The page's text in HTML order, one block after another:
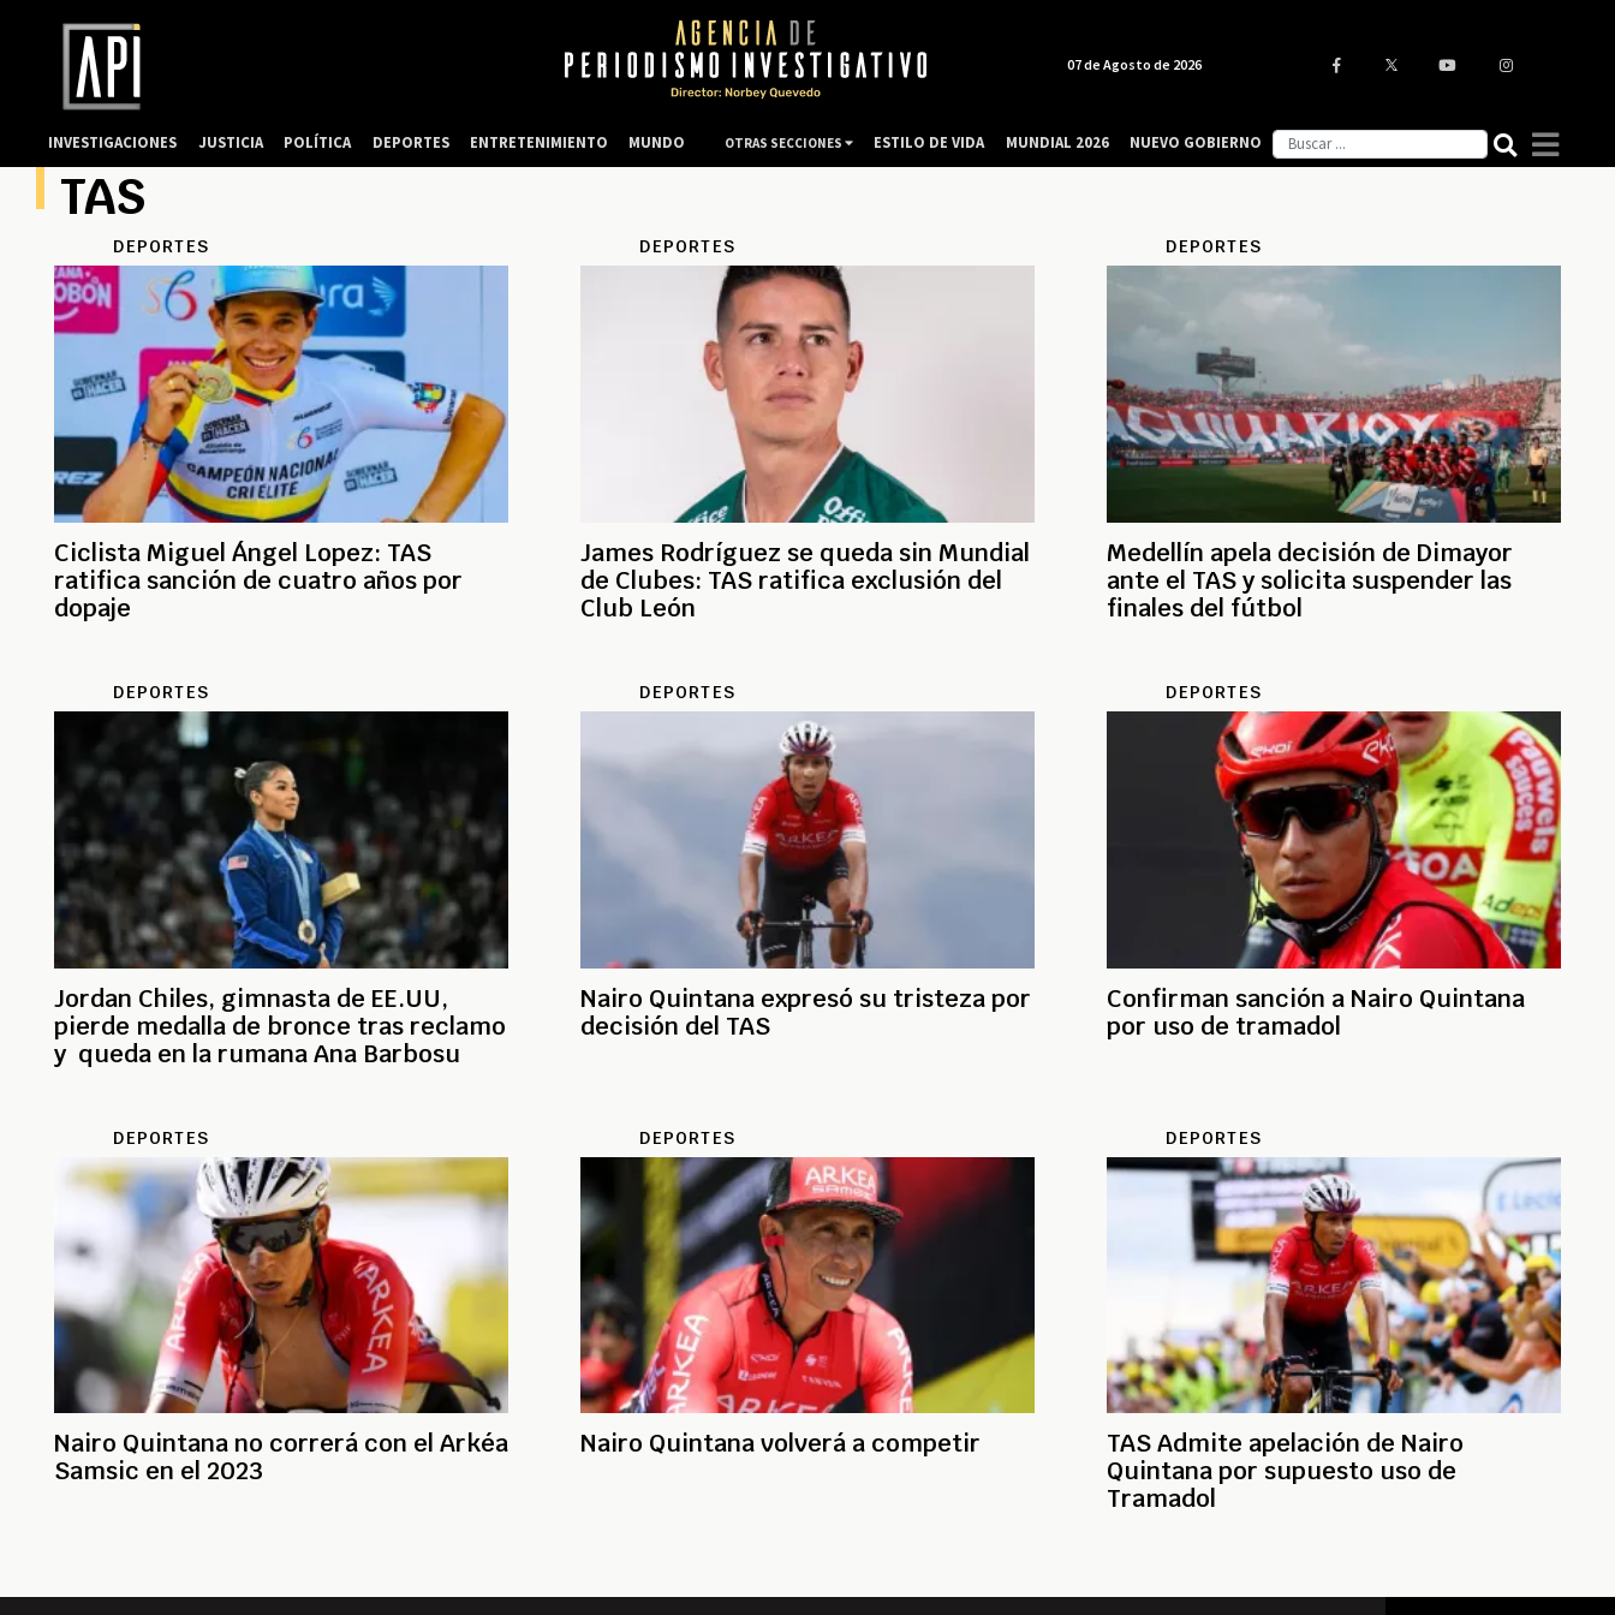
TAS
DEPORTES
Ciclista Miguel Ángel Lopez: TAS
ratifica sanción de cuatro años por
dopaje
DEPORTES
James Rodríguez se queda sin Mundial
de Clubes: TAS ratifica exclusión del
Club León
DEPORTES
Medellín apela decisión de Dimayor
ante el TAS y solicita suspender las
finales del fútbol
DEPORTES
Jordan Chiles, gimnasta de EE.UU,
pierde medalla de bronce tras reclamo
y queda en la rumana Ana Barbosu
DEPORTES
Nairo Quintana expresó su tristeza por
decisión del TAS
DEPORTES
Confirman sanción a Nairo Quintana
por uso de tramadol
DEPORTES
Nairo Quintana no correrá con el Arkéa
Samsic en el 2023
DEPORTES
Nairo Quintana volverá a competir
DEPORTES
TAS Admite apelación de Nairo
Quintana por supuesto uso de
Tramadol
07 de Agosto de 2026
INVESTIGACIONES JUSTICIA POLÍTICA DEPORTES ENTRETENIMIENTO MUNDO OTRAS SECCIONES ESTILO DE VIDA MUNDIAL 2026 NUEVO GOBIERNO